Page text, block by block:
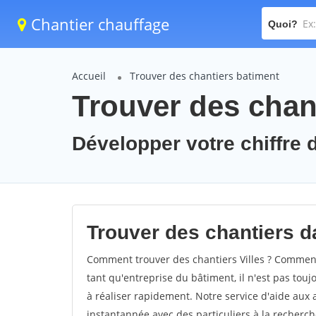
Chantier chauffage Quoi?
Accueil Trouver des chantiers batiment
Trouver des
Développer votre chiffre
Trouver des chantiers
Comment trouver des chantiers Villes ?
tant qu'entreprise du bâtiment, il n'est pas
à réaliser rapidement. Notre service d'aide